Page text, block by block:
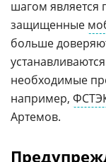
шагом является
защищенные
больше
необходимые
например,
Артемов.